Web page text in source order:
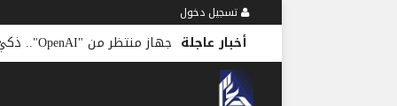
تسجيل دخول
أخبار عاجلة جهاز منتظر من "OpenAI".. ذكيّ وهذه مواصفاته